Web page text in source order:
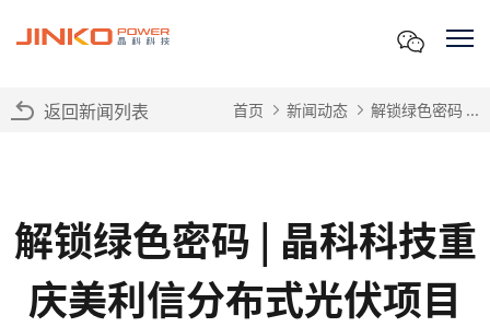
返回新闻列表 首页 新闻动态 解锁绿色密码 ...
解锁绿色密码 | 晶科科技重
庆美利信分布式光伏项目